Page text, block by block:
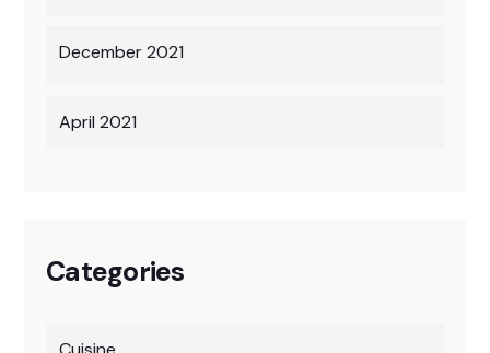
December 2021
April 2021
Categories